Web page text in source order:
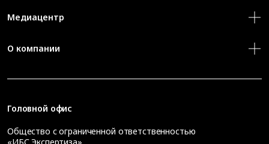
Медиацентр
О компании
Головной офис
Общество с ограниченной ответственностью